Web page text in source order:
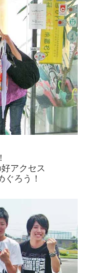
アクセス
ぐろう！